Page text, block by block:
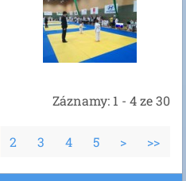
Záznamy: 1 - 4 ze 30
2 3 4 5 > >>